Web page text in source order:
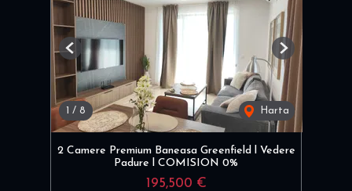
1 / 8 Harta
Previous Next
2 Camere Premium Baneasa Greenfield l Vedere
Padure l COMISION 0%
195,500 €